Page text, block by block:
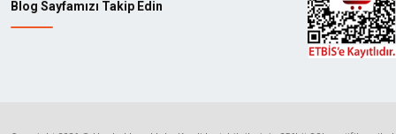
Blog Sayfamızı Takip Edin